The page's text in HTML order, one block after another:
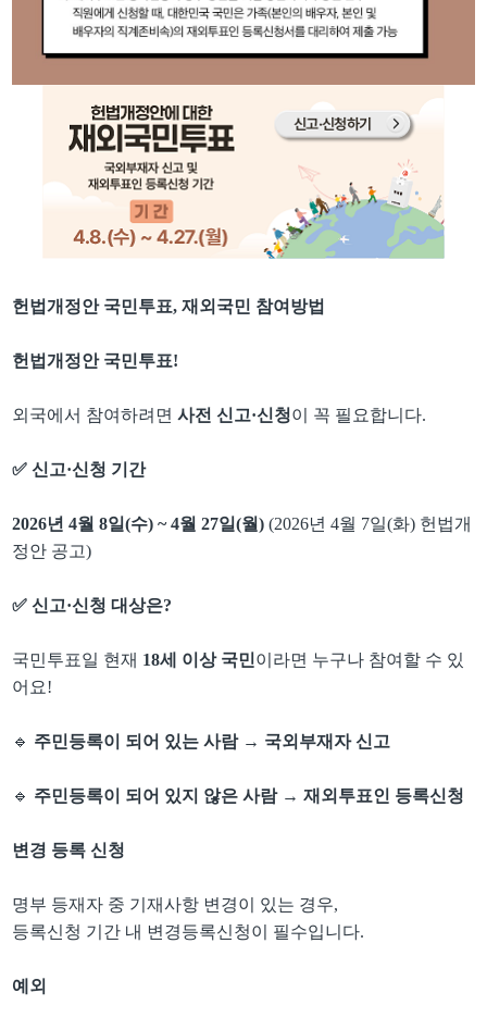
헌법개정안 국민투표,재외국민 참여방법
헌법개정안 국민투표!
외국에서 참여하려면사전 신고·신청이 꼭 필요합니다.
✅신고·신청 기간
2026년4월8일(수) ~ 4월27일(월) (2026년4월 7일(화) 헌법개
정안 공고)
✅신고·신청 대상은?
국민투표일 현재 18세 이상 국민이라면 누구나 참여할 수 있
어요!
🔹 주민등록이 되어 있는 사람 → 국외부재자 신고
🔹 주민등록이 되어 있지 않은 사람 →재외투표인 등록신청
변경 등록 신청
명부 등재자 중 기재사항 변경이 있는 경우,
등록신청 기간 내 변경등록신청이 필수입니다.
예외